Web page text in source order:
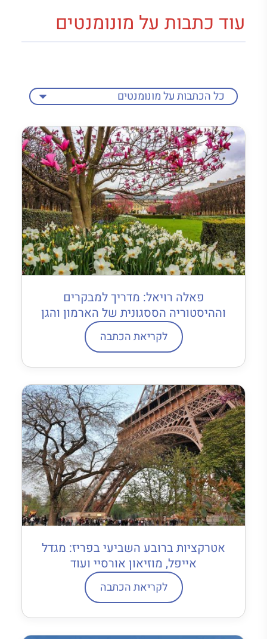
עוד כתבות על מונומנטים
פאלה רויאל: מדריך למבקרים
וההיסטוריה הססגונית של הארמון והגן
לקריאת הכתבה
אטרקציות ברובע השביעי בפריז: מגדל
אייפל, מוזיאון אורסיי ועוד
לקריאת הכתבה